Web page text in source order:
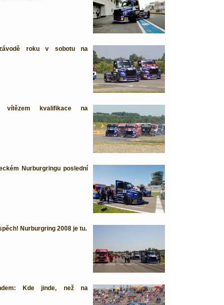
roku v sobotu na
kvalifikace na
Nurburgringu poslední
Nurburgring 2008 je tu.
Kde jinde, než na